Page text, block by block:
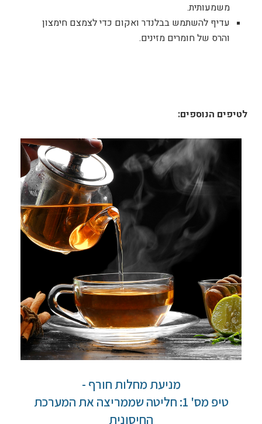
משמעותית.
עדיף להשתמש בבלנדר ואקום כדי לצמצם חימצון
והרס של חומרים מזינים.
לטיפים הנוספים:
מניעת מחלות חורף -
טיפ מס' 1: חליטה שממריצה את המערכת
החיסונית